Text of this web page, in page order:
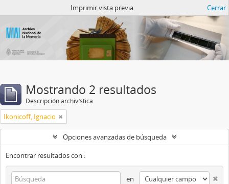
Imprimir vista previa Cerrar
Mostrando 2 resultados
Descripción archivística
Ikonicoff, Ignacio
Opciones avanzadas de búsqueda
Encontrar resultados con :
en